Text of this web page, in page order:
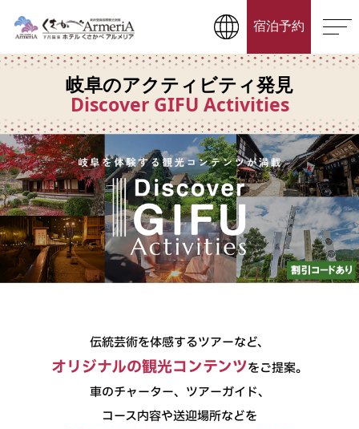
宿泊予約
岐阜のアクティビティ発見
Discover GIFU Activities
伝統芸術を体感するツアーなど、
オリジナルの観光コンテンツをご提案。
車のチャーター、ツアーガイド、
コース内容や送迎場所などを